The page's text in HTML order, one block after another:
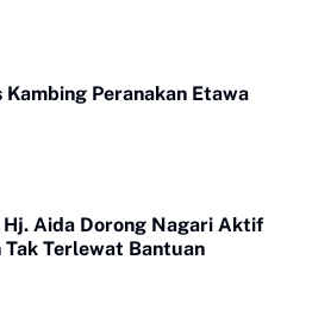
Peranakan Etawa
Hj. Aida Dorong Nagari Aktif
Terlewat Bantuan